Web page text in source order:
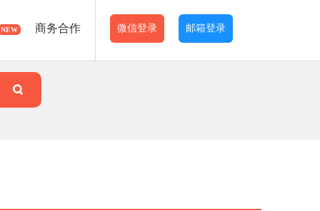
NEW 商务合作 微信登录 邮箱登录